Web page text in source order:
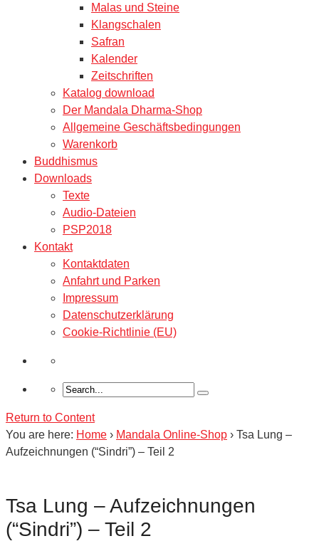
Malas und Steine
Klangschalen
Safran
Kalender
Zeitschriften
Katalog download
Der Mandala Dharma-Shop
Allgemeine Geschäftsbedingungen
Warenkorb
Buddhismus
Downloads
Texte
Audio-Dateien
PSP2018
Kontakt
Kontaktdaten
Anfahrt und Parken
Impressum
Datenschutzerklärung
Cookie-Richtlinie (EU)
Return to Content
You are here: Home › Mandala Online-Shop › Tsa Lung –
Aufzeichnungen (“Sindri”) – Teil 2
Tsa Lung – Aufzeichnungen
(“Sindri”) – Teil 2